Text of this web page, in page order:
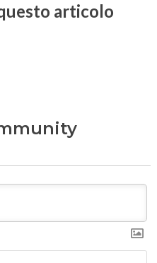
articolo